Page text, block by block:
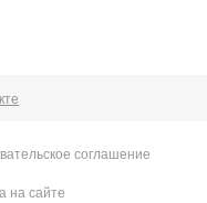
соглашение
на сайте